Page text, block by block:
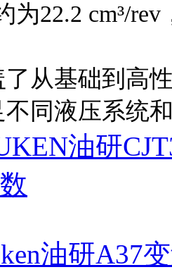
为22.2 cm³/
从基础到高
同液压系统
油研
油研A37